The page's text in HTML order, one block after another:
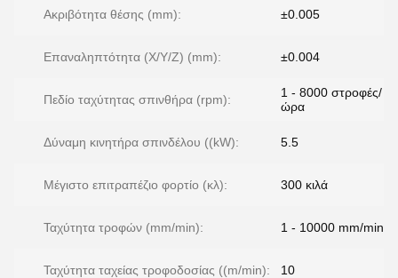
Ακριβότητα θέσης (mm): ±0.005
Επαναληπτότητα (X/Y/Z) (mm): ±0.004
Πεδίο ταχύτητας σπινθήρα (rpm):
1 - 8000 στροφές/
ώρα
Δύναμη κινητήρα σπινδέλου ((kW): 5.5
Μέγιστο επιτραπέζιο φορτίο (κλ): 300 κιλά
Ταχύτητα τροφών (mm/min): 1 - 10000 mm/min
Ταχύτητα ταχείας τροφοδοσίας ((m/min): 10